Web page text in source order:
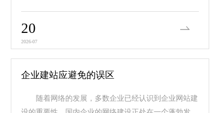
20
2026-07
企业建站应避免的误区
随着网络的发展，多数企业已经认识到企业网站建